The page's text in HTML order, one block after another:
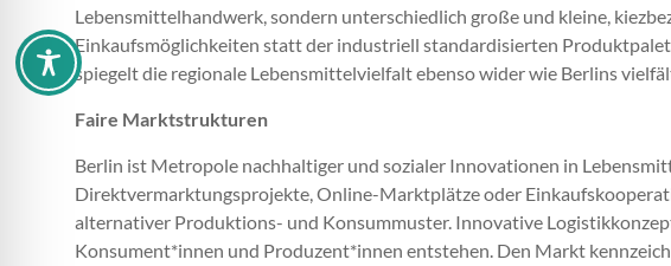
Lebensmittelhandwerk, sondern unterschiedlich große und kleine,
Einkaufsmöglichkeiten statt der industriell standardisierten
spiegelt die regionale Lebensmittelvielfalt ebenso wider wie Berlins
Faire Marktstrukturen
Berlin ist Metropole nachhaltiger und sozialer Innovationen in
Direktvermarktungsprojekte, Online-Marktplätze oder
alternativer Produktions- und Konsummuster. Innovative
Konsument*innen und Produzent*innen entstehen. Den Markt